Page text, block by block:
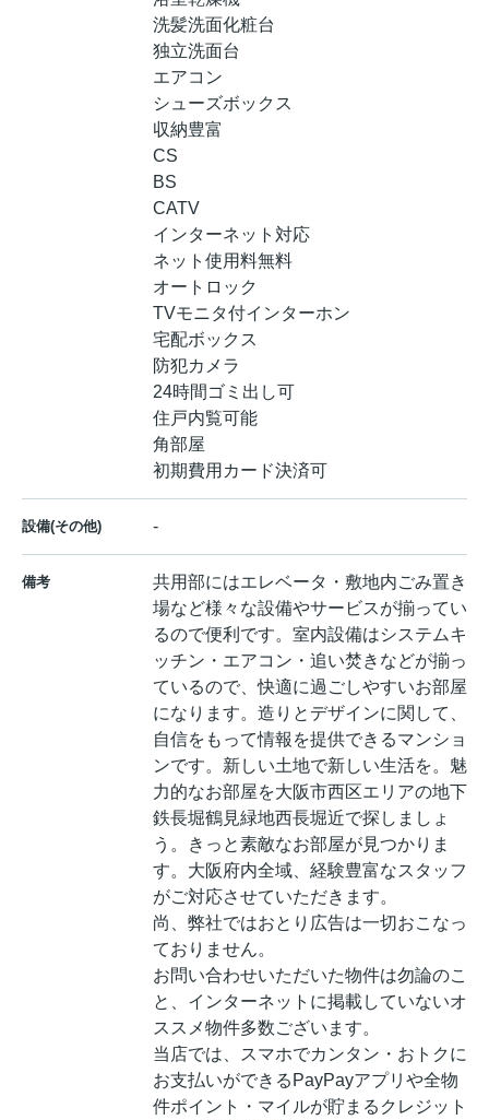
洗髪洗面化粧台
独立洗面台
エアコン
シューズボックス
収納豊富
CS
BS
CATV
インターネット対応
ネット使用料無料
オートロック
TVモニタ付インターホン
宅配ボックス
防犯カメラ
24時間ゴミ出し可
住戸内覧可能
角部屋
初期費用カード決済可
設備(その他) -
備考
共用部にはエレベータ・敷地内ごみ置き
場など様々な設備やサービスが揃ってい
るので便利です。室内設備はシステムキ
ッチン・エアコン・追い焚きなどが揃っ
ているので、快適に過ごしやすいお部屋
になります。造りとデザインに関して、
自信をもって情報を提供できるマンショ
ンです。新しい土地で新しい生活を。魅
力的なお部屋を大阪市西区エリアの地下
鉄長堀鶴見緑地西長堀近で探しましょ
う。きっと素敵なお部屋が見つかりま
す。大阪府内全域、経験豊富なスタッフ
がご対応させていただきます。
尚、弊社ではおとり広告は一切おこなっ
ておりません。
お問い合わせいただいた物件は勿論のこ
と、インターネットに掲載していないオ
ススメ物件多数ございます。
当店では、スマホでカンタン・おトクに
お支払いができるPayPayアプリや全物
件ポイント・マイルが貯まるクレジット